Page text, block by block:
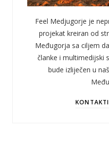
Feel Medjugorje je
projekat kreiran od
Međugorja sa ciljem
članke i multimedijski
bude izliječen u